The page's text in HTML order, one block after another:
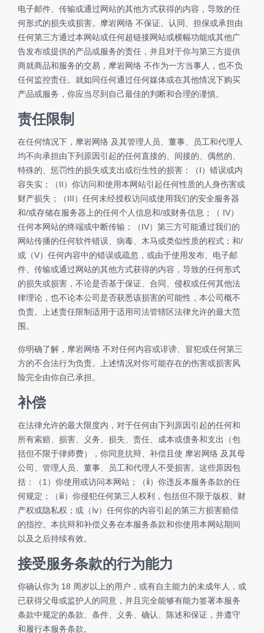
电子邮件、传输或通过网站的其他方式获得的内容，导致的任
何形式的损失或损害。摩岩网络 不保证、认同、担保或承担由
任何第三方通过本网站或任何超链接网站或横幅功能或其他广
告发布或提供的产品或服务的责任，并且对于你与第三方提供
商就商品和服务的交易，摩岩网络 不作为一方当事人，也不负
任何监控责任。就如同任何通过任何媒体或在其他情况下购买
产品或服务，你应当尽到自己最佳的判断和合理的谨慎。
责任限制
在任何情况下，摩岩网络 及其管理人员、董事、员工和代理人
均不向承担由下列原因引起的任何直接的、间接的、偶然的、
特殊的、惩罚性的损失或支出或衍生性的损害：（I）错误或内
容失实；（II）你访问和使用本网站引起任何性质的人身伤害或
财产损失；（III）任何未经授权访问或使用我们的安全服务器
和/或存储在服务器上的任何个人信息和/或财务信息；（ IV）
任何本网站的终端或中断传输；（IV）第三方可能通过我们的
网站传播的任何软件错误、病毒、木马或类似性质的程式；和/
或（V）任何内容中的错误或疏忽，或由于使用发布、电子邮
件、传输或通过网站的其他方式获得的内容，导致的任何形式
的损失或损害，不论是否基于保证、合同、侵权或任何其他法
律理论，也不论本公司是否获悉该损害的可能性，本公司概不
负责。上述责任限制适用于适用司法管辖区法律允许的最大范
围。
你明确了解，摩岩网络 不对任何内容或诽谤、冒犯或任何第三
方的不合法行为负责。上述情况对你可能存在的伤害或损害风
险完全由你自己承担。
补偿
在法律允许的最大限度内，对于任何由下列原因引起的任何和
所有索赔、损害、义务、损失、责任、成本或债务和支出（包
括但不限于律师费），你同意抗辩、补偿且使 摩岩网络 及其母
公司、管理人员、董事、员工和代理人不受损害。这些原因包
括：（1）你使用或访问本网站；（ⅱ）你违反本服务条款的任
何规定；（ⅲ）你侵犯任何第三人权利，包括但不限于版权、财
产权或隐私权；或（ⅳ）任何你的内容引起的第三方损害赔偿
的指控。本抗辩和补偿义务在本服务条款和你使用本网站期间
以及之后持续有效。
接受服务条款的行为能力
你确认你为 18 周岁以上的用户，或有自主能力的未成年人，或
已获得父母或监护人的同意，并且完全能够有能力签署本服务
条款中规定的条款、条件、义务、确认、陈述和保证，并遵守
和履行本服务条款。